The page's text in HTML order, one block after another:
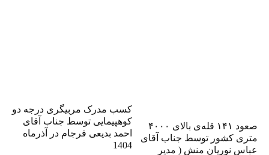
صعود ۱۴۱ قله‌ی بالای ۴۰۰۰
متری کشور توسط جناب آقای
عباس نوریان منش ( مدیر
کسب مدرک مربیگری درجه دو
کوهپیمایی توسط جناب آقای
احمد بدیعی فرجام در آذرماه
1404